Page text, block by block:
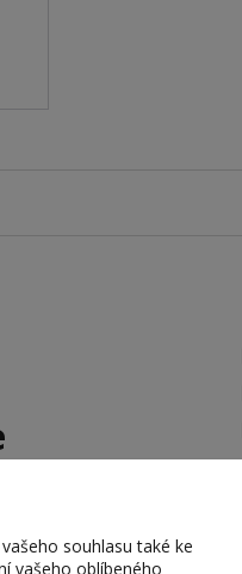
základem
souhlasu také ke
vašeho oblíbeného